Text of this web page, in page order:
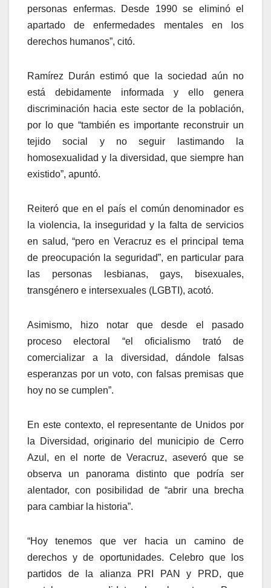
personas enfermas. Desde 1990 se eliminó el
apartado de enfermedades mentales en los
derechos humanos”, citó.
Ramírez Durán estimó que la sociedad aún no
está debidamente informada y ello genera
discriminación hacia este sector de la población,
por lo que “también es importante reconstruir un
tejido social y no seguir lastimando la
homosexualidad y la diversidad, que siempre han
existido”, apuntó.
Reiteró que en el país el común denominador es
la violencia, la inseguridad y la falta de servicios
en salud, “pero en Veracruz es el principal tema
de preocupación la seguridad”, en particular para
las personas lesbianas, gays, bisexuales,
transgénero e intersexuales (LGBTI), acotó.
Asimismo, hizo notar que desde el pasado
proceso electoral “el oficialismo trató de
comercializar a la diversidad, dándole falsas
esperanzas por un voto, con falsas premisas que
hoy no se cumplen”.
En este contexto, el representante de Unidos por
la Diversidad, originario del municipio de Cerro
Azul, en el norte de Veracruz, aseveró que se
observa un panorama distinto que podría ser
alentador, con posibilidad de “abrir una brecha
para cambiar la historia”.
“Hoy tenemos que ver hacia un camino de
derechos y de oportunidades. Celebro que los
partidos de la alianza PRI PAN y PRD, que